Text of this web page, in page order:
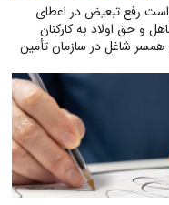
رفع تبعیض در اعطای
و حق اولاد به کارکنان
همسر شاغل در سازمان تأمین